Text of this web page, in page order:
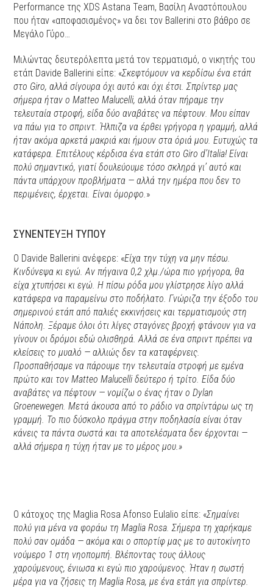
Performance της XDS Astana Team, Βασίλη Αναστόπουλου
που ήταν «αποφασισμένος» να δει τον Ballerini στο βάθρο σε
Μεγάλο Γύρο…
Μιλώντας δευτερόλεπτα μετά τον τερματισμό, ο νικητής του
ετάπ Davide Ballerini είπε: «Σκεφτόμουν να κερδίσω ένα ετάπ
στο Giro, αλλά σίγουρα όχι αυτό και όχι έτσι. Σπρίντερ μας
σήμερα ήταν ο Matteo Malucelli, αλλά όταν πήραμε την
τελευταία στροφή, είδα δύο αναβάτες να πέφτουν. Μου είπαν
να πάω για το σπριντ. Ήλπιζα να έρθει γρήγορα η γραμμή, αλλά
ήταν ακόμα αρκετά μακριά και ήμουν στα όριά μου. Ευτυχώς τα
κατάφερα. Επιτέλους κέρδισα ένα ετάπ στο Giro d’Italia! Είναι
πολύ σημαντικό, γιατί δουλεύουμε τόσο σκληρά γι’ αυτό και
πάντα υπάρχουν προβλήματα — αλλά την ημέρα που δεν το
περιμένεις, έρχεται. Είναι όμορφο. »
ΣΥΝΕΝΤΕΥΞΗ ΤΥΠΟΥ
Ο Davide Ballerini ανέφερε: «Είχα την τύχη να μην πέσω.
Κινδύνεψα κι εγώ. Αν πήγαινα 0,2 χλμ./ώρα πιο γρήγορα, θα
είχα χτυπήσει κι εγώ. Η πίσω ρόδα μου γλίστρησε λίγο αλλά
κατάφερα να παραμείνω στο ποδήλατο. Γνώριζα την έξοδο του
σημερινού ετάπ από παλιές εκκινήσεις και τερματισμούς στη
Νάπολη. Ξέραμε όλοι ότι λίγες σταγόνες βροχή φτάνουν για να
γίνουν οι δρόμοι εδώ ολισθηρά. Αλλά σε ένα σπριντ πρέπει να
κλείσεις το μυαλό — αλλιώς δεν τα καταφέρνεις.
Προσπαθήσαμε να πάρουμε την τελευταία στροφή με εμένα
πρώτο και τον Matteo Malucelli δεύτερο ή τρίτο. Είδα δύο
αναβάτες να πέφτουν — νομίζω ο ένας ήταν ο Dylan
Groenewegen. Μετά άκουσα από το ράδιο να σπρίντάρω ως τη
γραμμή. Το πιο δύσκολο πράγμα στην ποδηλασία είναι όταν
κάνεις τα πάντα σωστά και τα αποτελέσματα δεν έρχονται —
αλλά σήμερα η τύχη ήταν με το μέρος μου.»
Ο κάτοχος της Maglia Rosa Afonso Eulalio είπε: «Σημαίνει
πολύ για μένα να φοράω τη Maglia Rosa. Σήμερα τη χαρήκαμε
πολύ σαν ομάδα — ακόμα και ο σπορτίφ μας με το αυτοκίνητο
νούμερο 1 στη νηοπομπή. Βλέποντας τους άλλους
χαρούμενους, ένιωσα κι εγώ πιο χαρούμενος. Ήταν η σωστή
μέρα για να ζήσεις τη Maglia Rosa, με ένα ετάπ για σπρίντερ.